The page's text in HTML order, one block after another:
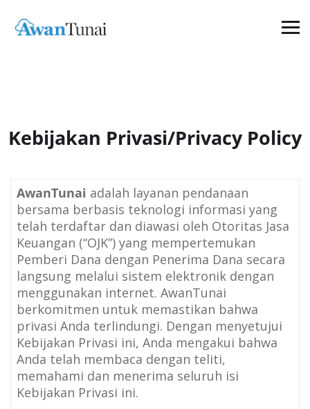
Kebijakan Privasi/Privacy Policy
AwanTunai adalah layanan pendanaan
bersama berbasis teknologi informasi yang
telah terdaftar dan diawasi oleh Otoritas Jasa
Keuangan (“OJK”) yang mempertemukan
Pemberi Dana dengan Penerima Dana secara
langsung melalui sistem elektronik dengan
menggunakan internet. AwanTunai
berkomitmen untuk memastikan bahwa
privasi Anda terlindungi. Dengan menyetujui
Kebijakan Privasi ini, Anda mengakui bahwa
Anda telah membaca dengan teliti,
memahami dan menerima seluruh isi
Kebijakan Privasi ini.